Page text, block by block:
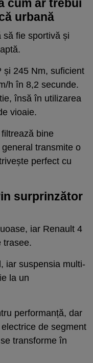
cum ar trebui
urbană
să fie sportivă și
și 245 Nm, suficient
h în 8,2 secunde.
însă în utilizarea
vioaie.
bine
transmite o
perfect cu
surprinzător
iar Renault 4
trasee.
iar suspensia multi-
la un
performanță, dar
de segment
transforme în